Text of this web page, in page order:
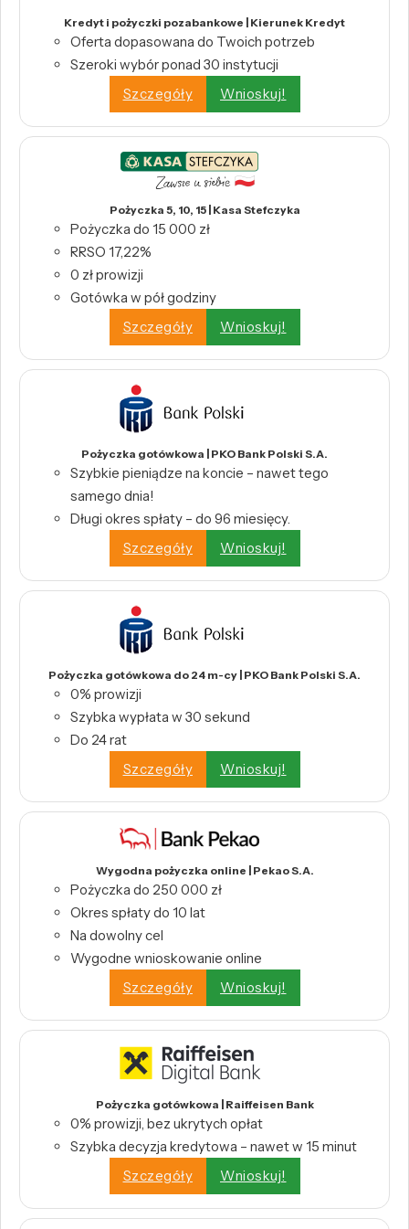
Kredyt i pożyczki pozabankowe | Kierunek Kredyt
Oferta dopasowana do Twoich potrzeb
Szeroki wybór ponad 30 instytucji
Szczegóły
Wnioskuj!
Pożyczka 5, 10, 15 | Kasa Stefczyka
Pożyczka do 15 000 zł
RRSO 17,22%
0 zł prowizji
Gotówka w pół godziny
Szczegóły
Wnioskuj!
Pożyczka gotówkowa | PKO Bank Polski S.A.
Szybkie pieniądze na koncie – nawet tego
samego dnia!
Długi okres spłaty – do 96 miesięcy.
Szczegóły
Wnioskuj!
Pożyczka gotówkowa do 24 m-cy | PKO Bank Polski S.A.
0% prowizji
Szybka wypłata w 30 sekund
Do 24 rat
Szczegóły
Wnioskuj!
Wygodna pożyczka online | Pekao S.A.
Pożyczka do 250 000 zł
Okres spłaty do 10 lat
Na dowolny cel
Wygodne wnioskowanie online
Szczegóły
Wnioskuj!
Pożyczka gotówkowa | Raiffeisen Bank
0% prowizji, bez ukrytych opłat
Szybka decyzja kredytowa – nawet w 15 minut
Szczegóły
Wnioskuj!